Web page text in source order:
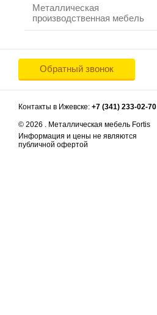
Металлическая
производственная мебель
Обратный звонок
Контакты в Ижевске: +7 (341) 233-02-70
© 2026 . Металлическая мебель Fortis
Информация и цены не являются
публичной офертой